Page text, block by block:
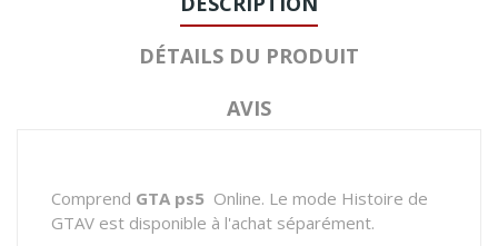
DÉTAILS DU PRODUIT
AVIS
Comprend GTA ps5 Online. Le mode Histoire de
GTAV est disponible à l'achat séparément.